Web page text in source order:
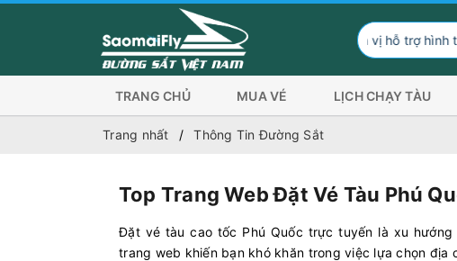
Đơn vị hỗ trợ hình thức thanh
TRANG CHỦ MUA VÉ LỊCH CHẠY TÀU
Trang nhất Thông Tin Đường Sắt
Top Trang Web Đặt Vé Tàu Phú
Đặt vé tàu cao tốc Phú Quốc trực tuyến là xu
trang web khiến bạn khó khăn trong việc lựa chọn